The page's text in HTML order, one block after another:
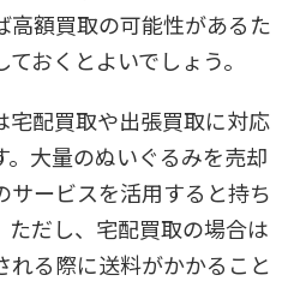
高額買取の可能性があるた
おくとよいでしょう。
宅配買取や出張買取に対応
。大量のぬいぐるみを売却
サービスを活用すると持ち
だし、宅配買取の場合は
れる際に送料がかかること